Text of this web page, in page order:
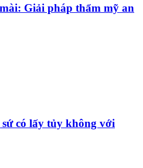
Giải pháp thẩm mỹ an
có lấy tủy không với